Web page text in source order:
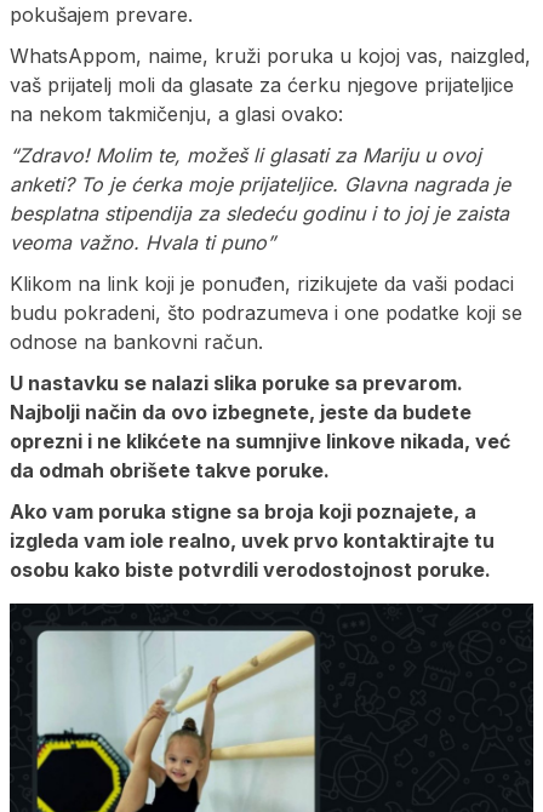
pokušajem prevare.
WhatsAppom, naime, kruži poruka u kojoj vas, naizgled,
vaš prijatelj moli da glasate za ćerku njegove prijateljice
na nekom takmičenju, a glasi ovako:
“Zdravo! Molim te, možeš li glasati za Mariju u ovoj
anketi? To je ćerka moje prijateljice. Glavna nagrada je
besplatna stipendija za sledeću godinu i to joj je zaista
veoma važno. Hvala ti puno”
Klikom na link koji je ponuđen, rizikujete da vaši podaci
budu pokradeni, što podrazumeva i one podatke koji se
odnose na bankovni račun.
U nastavku se nalazi slika poruke sa prevarom.
Najbolji način da ovo izbegnete, jeste da budete
oprezni i ne klikćete na sumnjive linkove nikada, već
da odmah obrišete takve poruke.
Ako vam poruka stigne sa broja koji poznajete, a
izgleda vam iole realno, uvek prvo kontaktirajte tu
osobu kako biste potvrdili verodostojnost poruke.